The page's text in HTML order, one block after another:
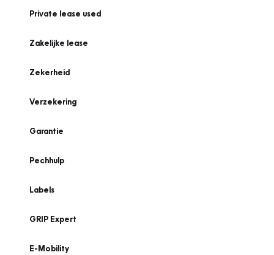
Private lease used
Zakelijke lease
Zekerheid
Verzekering
Garantie
Pechhulp
Labels
GRIP Expert
E-Mobility